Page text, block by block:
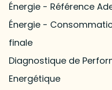
Énergie - Référence
Énergie -
finale
Diagnostique de
Energétique